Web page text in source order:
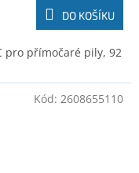
DO KOŠÍKU
pro přímočaré pily, 92
Kód: 2608655110